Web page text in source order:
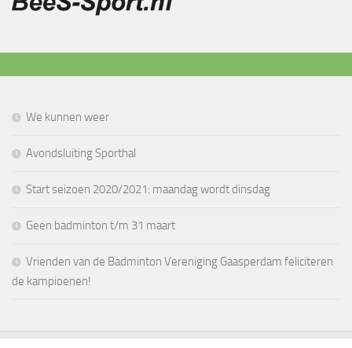
We kunnen weer
Avondsluiting Sporthal
Start seizoen 2020/2021: maandag wordt dinsdag
Geen badminton t/m 31 maart
Vrienden van de Badminton Vereniging Gaasperdam feliciteren
de kampioenen!